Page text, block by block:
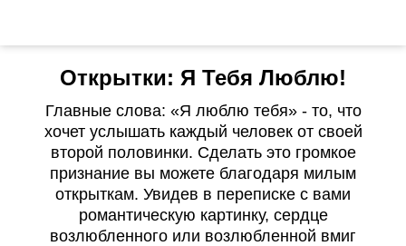
Открытки: Я Тебя Люблю!
Главные слова: «Я люблю тебя» - то, что
хочет услышать каждый человек от своей
второй половинки. Сделать это громкое
признание вы можете благодаря милым
открыткам. Увидев в переписке с вами
романтическую картинку, сердце
возлюбленного или возлюбленной вмиг